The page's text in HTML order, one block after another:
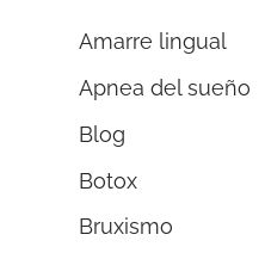
Amarre lingual
Apnea del sueño
Blog
Botox
Bruxismo